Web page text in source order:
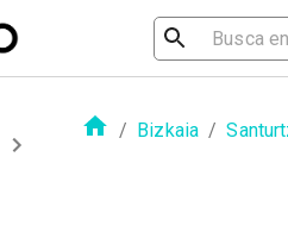
/ Bizkaia /